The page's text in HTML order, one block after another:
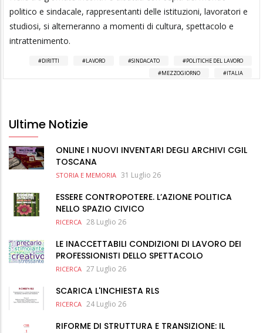
politico e sindacale, rappresentanti delle istituzioni, lavoratori e
studiosi, si alterneranno a momenti di cultura, spettacolo e
intrattenimento.
DIRITTI LAVORO SINDACATO
POLITICHE DEL LAVORO
MEZZOGIORNO
ITALIA
Ultime Notizie
ONLINE I NUOVI INVENTARI DEGLI ARCHIVI CGIL
TOSCANA
STORIA E MEMORIA 31 Luglio 26
ESSERE CONTROPOTERE. L’AZIONE POLITICA
NELLO SPAZIO CIVICO
RICERCA 28 Luglio 26
LE INACCETTABILI CONDIZIONI DI LAVORO DEI
PROFESSIONISTI DELLO SPETTACOLO
RICERCA 27 Luglio 26
SCARICA L'INCHIESTA RLS
RICERCA 24 Luglio 26
RIFORME DI STRUTTURA E TRANSIZIONE: IL